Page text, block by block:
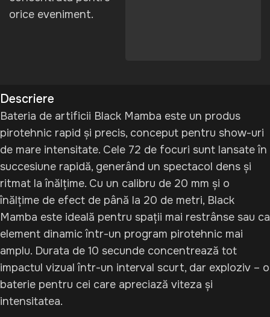
orice eveniment.
Descriere
Bateria de artificii Black Mamba este un produs
pirotehnic rapid și precis, conceput pentru show-uri
de mare intensitate. Cele 72 de focuri sunt lansate în
succesiune rapidă, generând un spectacol dens și
ritmat la înălțime. Cu un calibru de 20 mm și o
înălțime de efect de până la 20 de metri, Black
Mamba este ideală pentru spații mai restrânse sau ca
element dinamic într-un program pirotehnic mai
amplu. Durata de 10 secunde concentrează tot
impactul vizual într-un interval scurt, dar exploziv – o
baterie pentru cei care apreciază viteza și
intensitatea.